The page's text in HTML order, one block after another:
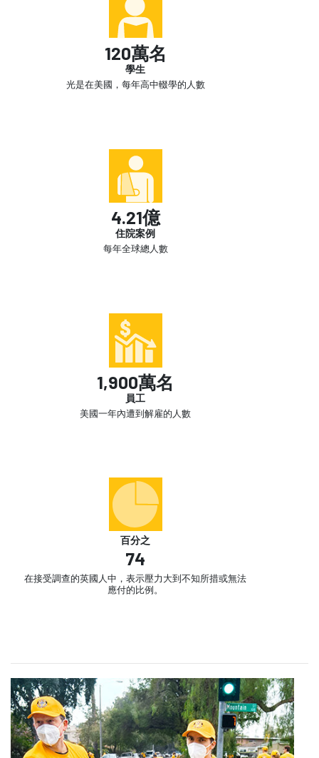
120萬名
學生
光是在美國，每年高中輟學的人數
4.21億
住院案例
每年全球總人數
1,900萬名
員工
美國一年內遭到解雇的人數
百分之
74
在接受調查的英國人中，表示壓力大到不知所措或無法
應付的比例。